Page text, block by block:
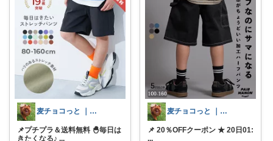
麦チョコっと ｜ キッズ＆ベビー 夏
📌プチプラ＆送料無料 🐣毎日は
きたくなる♪ ...
麦チョコっと ｜ キッズ＆ベビー 夏
📌 20％OFFクーポン ★ 20日01:
...